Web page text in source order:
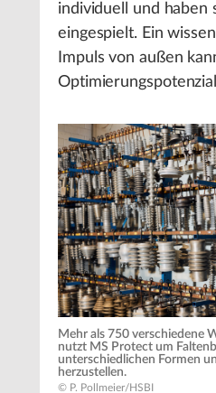
individuell und haben
eingespielt. Ein
Impuls von außen
Mehr als 750 verschiedene
nutzt MS Protect um
unterschiedlichen Formen
herzustellen.
© P. Pollmeier/HSBI